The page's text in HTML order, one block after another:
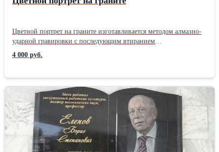
Цветной портрет на граните изготавливается методом алмазно-
ударной гравировки с последующим втиранием
атмосферостойких красок с подбором метода нанесения и
поставленных задач.
4 000 руб.